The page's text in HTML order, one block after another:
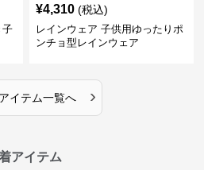
子
¥4,310 (税込)
レインウェア 子供用ゆったりポ
ンチョ型レインウェア
イテム一覧へ ›
アイテム